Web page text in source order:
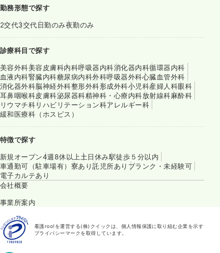
勤務形態で探す
2交代3交代日勤のみ夜勤のみ
診療科目で探す
美容外科美容皮膚科内科呼吸器内科消化器内科循環器内科
血液内科腎臓内科糖尿病内科外科呼吸器外科心臓血管外科
消化器外科脳神経外科整形外科形成外科小児科産婦人科眼科
耳鼻咽喉科皮膚科泌尿器科精神科・心療内科放射線科麻酔科
リウマチ科リハビリテーション科アレルギー科
緩和医療科（ホスピス）
特徴で探す
新規オープン4週8休以上 土日休み駅徒歩５分以内
車通勤可（駐車場有） 寮あり託児所あり ブランク・未経験可
電子カルテあり
会社概要
事業所案内
看護roo!を運営する(株)クイックは、個人情報保護に取り組む企業を示す
プライバシーマークを取得しています。